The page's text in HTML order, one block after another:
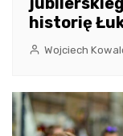
historię
Wojciech